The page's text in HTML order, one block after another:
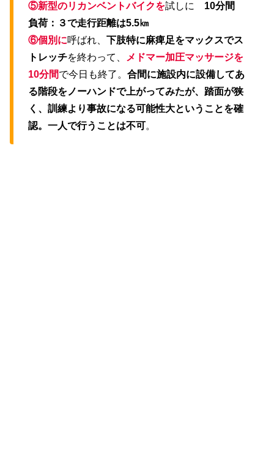
⑤新型のリカンベントバイクを試しに 10分間
負荷：３で走行距離は5.5㎞
⑥個別に呼ばれ、 下肢特に麻痺足をマックスでス
トレッチを終わって、 メドマー加圧マッサージを
10分間で今日も終了。 合間に施設内に設備してあ
る階段をノーハンドで上がってみたが、踏面が狭
く、訓練より事故になる可能性大ということを確
認。一人で行うことは不可。